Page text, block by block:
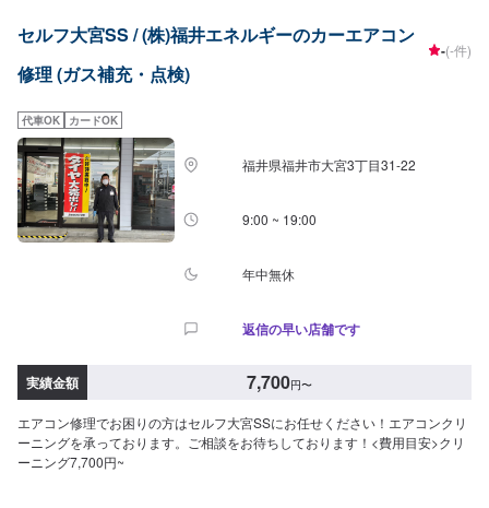
セルフ大宮SS / (株)福井エネルギーのカーエアコン
修理 (ガス補充・点検)
-(-件)
代車OK カードOK
福井県福井市大宮3丁目31-22
9:00 ~ 19:00
年中無休
返信の早い店舗です
実績金額 7,700円〜
エアコン修理でお困りの方はセルフ大宮SSにお任せください！エアコンクリ
ーニングを承っております。ご相談をお待ちしております！<費用目安>クリ
ーニング7,700円~